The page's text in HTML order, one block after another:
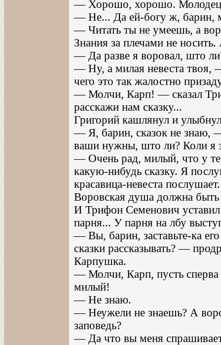
— Хорошо, хорошо.
— Не... Да ей-богу ж, барин,
— Читать ты не умеешь, а
Знания за плечами не
— Да разве я воровал, што
— Ну, а милая невеста
чего это так жалостно
— Молчи, Карп! — сказал
расскажи нам сказку...
Григорий кашлянул и
— Я, барин, сказок не знаю,
ваши нужны, што ли? Коли я
— Очень рад, милый, что у
какую-нибудь сказку. Я
красавица-невеста
Воровская душа должна
И Трифон Семенович уставил
парня... У парня на лбу
— Вы, барин, заставьте-ка
сказки рассказывать? —
Карпушка.
— Молчи, Карп, пусть сперва
милый!
— Не знаю.
— Неужели не знаешь? А
заповедь?
— Да что вы меня